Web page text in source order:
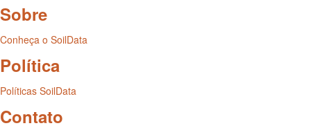
Sobre
Conheça o SoilData
Política
Políticas SoilData
Contato